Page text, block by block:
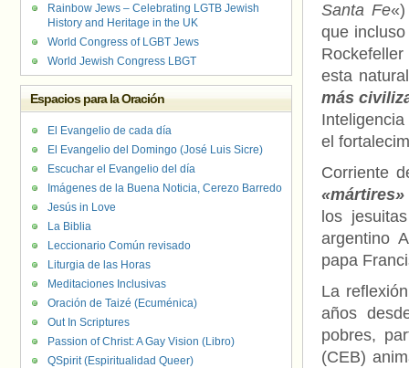
Santa Fe
que
esta
más
el
Corriente
«mártires»
los
argentino
papa
La
años
pobres,
(CEB)
Rainbow Jews – Celebrating LGTB Jewish
History and Heritage in the UK
World Congress of LGBT Jews
World Jewish Congress LBGT
Espacios para la Oración
El Evangelio de cada día
El Evangelio del Domingo (José Luis Sicre)
Escuchar el Evangelio del día
Imágenes de la Buena Noticia, Cerezo Barredo
Jesús in Love
La Biblia
Leccionario Común revisado
Liturgia de las Horas
Meditaciones Inclusivas
Oración de Taizé (Ecuménica)
Out In Scriptures
Passion of Christ: A Gay Vision (Libro)
QSpirit (Espiritualidad Queer)